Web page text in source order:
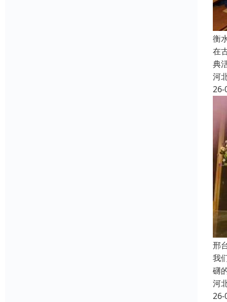
衡
在
典
河
26-
邢
我
礴
河
26-